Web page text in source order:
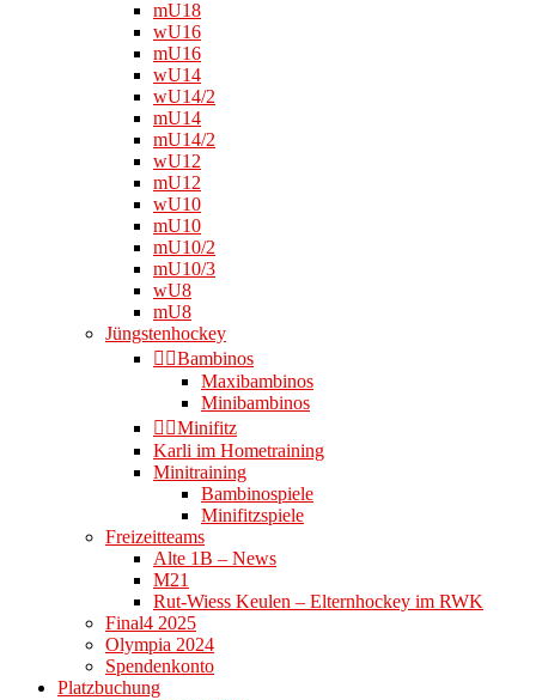
mU18
wU16
mU16
wU14
wU14/2
mU14
mU14/2
wU12
mU12
wU10
mU10
mU10/2
mU10/3
wU8
mU8
Jüngstenhockey
👉🏻Bambinos
Maxibambinos
Minibambinos
👉🏻Minifitz
Karli im Hometraining
Minitraining
Bambinospiele
Minifitzspiele
Freizeitteams
Alte 1B – News
M21
Rut-Wiess Keulen – Elternhockey im RWK
Final4 2025
Olympia 2024
Spendenkonto
Platzbuchung